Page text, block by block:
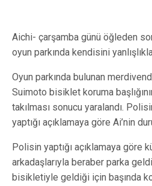
Aichi- çarşamba günü öğleden
oyun parkında kendisini
Oyun parkında bulunan
Suimoto bisiklet koruma
takılması sonucu yaralandı.
yaptığı açıklamaya göre Ai’nin
Polisin yaptığı açıklamaya göre
arkadaşlarıyla beraber parka
bisikletiyle geldiği için başında